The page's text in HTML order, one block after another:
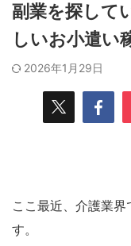
副業を探して
しいお小遣い
2026年1月29日
ここ最近、介護業
す。